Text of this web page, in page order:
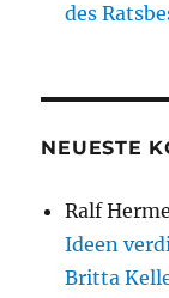
des
NEUESTE
Ralf
Ideen
Britta